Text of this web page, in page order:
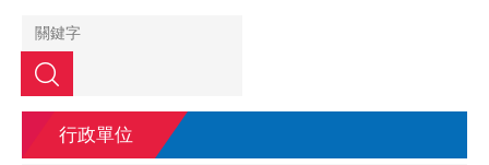
搜尋
行政單位